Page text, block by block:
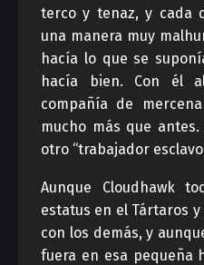
terco y tenaz, y cada
una manera muy
hacía lo que se
hacía bien. Con él
compañía de
mucho más que
otro “trabajador
Aunque Cloudhawk
estatus en el Tártaros
con los demás, y
fuera en esa pequeña